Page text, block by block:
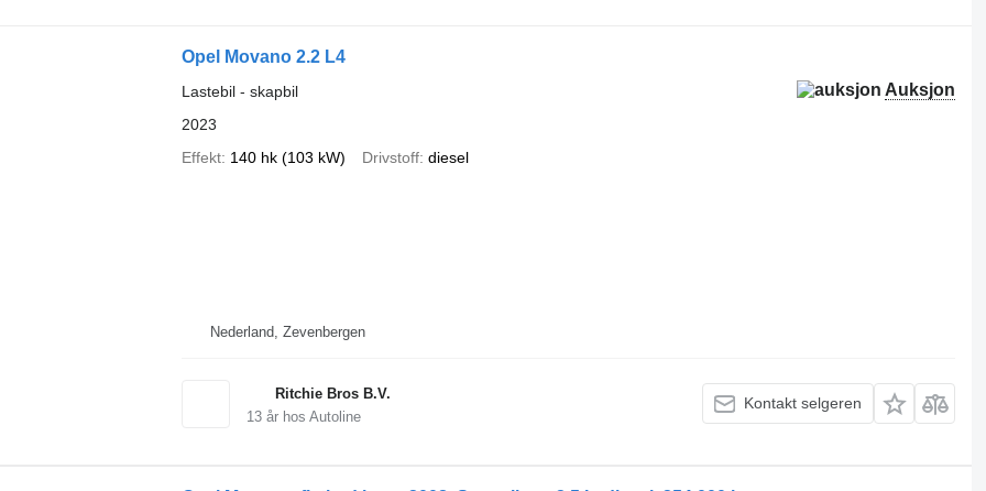
Opel Movano 2.2 L4
Auksjon
Lastebil - skapbil
2023
Effekt 140 hk (103 kW) Drivstoff diesel
Nederland, Zevenbergen
Ritchie Bros B.V.
13år hos Autoline
Kontakt selgeren